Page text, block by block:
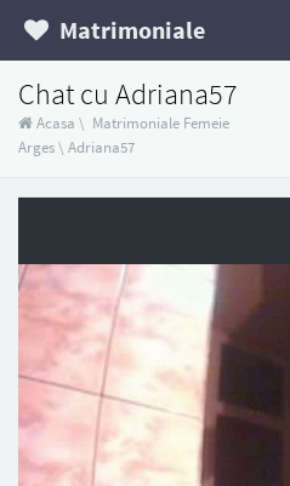
Matrimoniale
Chat cu Adriana57
Acasa \ Matrimoniale Femeie
Arges\ Adriana57